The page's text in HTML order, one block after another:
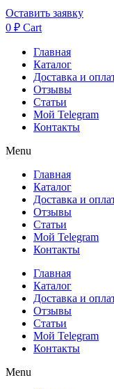
Оставить заявку
0 ₽ Cart
Главная
Каталог
Доставка и
Отзывы
Статьи
Мой Telegram
Контакты
Menu
Главная
Каталог
Доставка и
Отзывы
Статьи
Мой Telegram
Контакты
Главная
Каталог
Доставка и
Отзывы
Статьи
Мой Telegram
Контакты
Menu